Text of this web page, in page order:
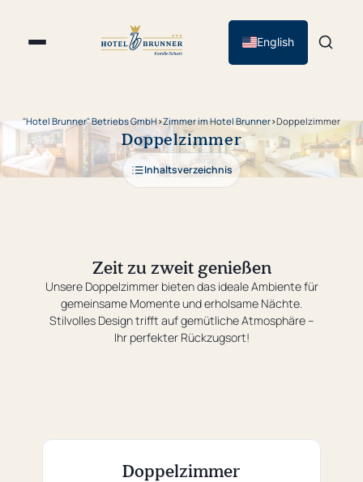
English
"Hotel Brunner" Betriebs GmbH ›Zimmer im Hotel Brunner›Doppelzimmer
Doppelzimmer
Inhaltsverzeichnis
Zeit zu zweit genießen
Unsere Doppelzimmer bieten das ideale Ambiente für
gemeinsame Momente und erholsame Nächte.
Stilvolles Design trifft auf gemütliche Atmosphäre –
Ihr perfekter Rückzugsort!
Doppelzimmer